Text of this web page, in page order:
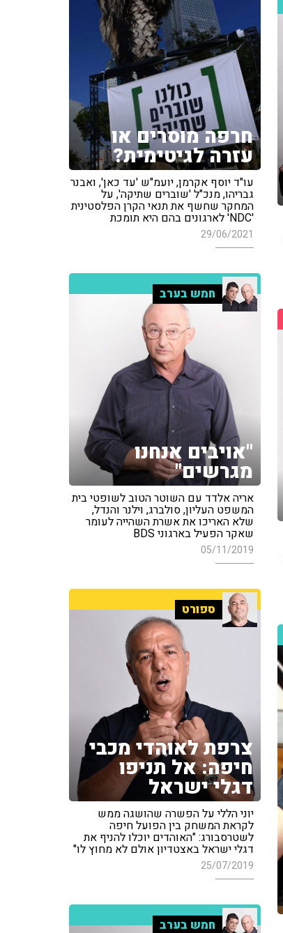
חרפה מוסרים או
עזרה לגיטימית?
עו"ד יוסף אקרמן, יועמ"ש 'עד כאן', ואבנר
גבריהו, מנכ"ל 'שוברים שתיקה', על
המחקר שחשף את תנאי הקרן הפלסטינית
'NDC' לארגונים בהם היא תומכת
29/06/2021
חמש בערב
"אויבים אנחנו
מגרשים"
אריה אלדד עם השוטר הטוב לשופטי בית
המשפט העליון, סולברג, וילנר והנדל,
שלא האריכו את אשרת השהייה לעומר
שאקר הפעיל בארגוני BDS
05/11/2019
ספורט
צרפת לאוהדי מכבי
חיפה: אל תניפו
דגלי ישראל
יוני הללי על הפשרה שהושגה ממש
לקראת המשחק בין הפועל חיפה
לשטרסבורג: "האוהדים יוכלו להניף את
דגלי ישראל באצטדיון אולם לא מחוץ לו"
25/07/2019
חמש בערב